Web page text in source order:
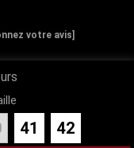
votre avis]
41 42